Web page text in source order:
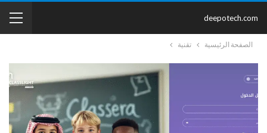
deepotech.com
الصفحة الرئيسية تقنية